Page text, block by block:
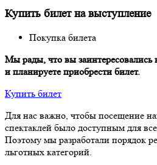
Купить билет на выступление
Покупка билета
Мы рады, что вы
и планируете приобрести билет.
Купить билет
Для нас важно, чтобы посещение
спектаклей было доступным для
Поэтому мы разработали порядок
льготных категорий.